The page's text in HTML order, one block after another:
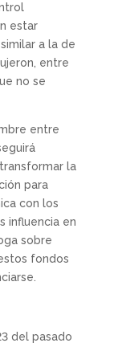
estar
a la de
entre
no se
entre
la
para
con los
influencia en
sobre
fondos
del pasado